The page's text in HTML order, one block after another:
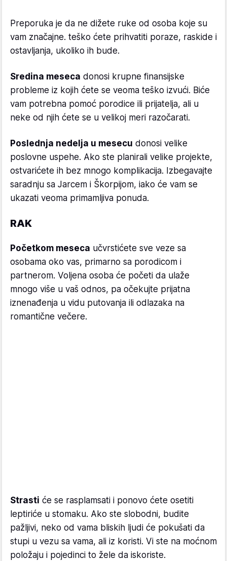
Preporuka je da ne dižete ruke od osoba koje su
vam značajne. teško ćete prihvatiti poraze, raskide i
ostavljanja, ukoliko ih bude.
Sredina meseca donosi krupne finansijske
probleme iz kojih ćete se veoma teško izvući. Biće
vam potrebna pomoć porodice ili prijatelja, ali u
neke od njih ćete se u velikoj meri razočarati.
Poslednja nedelja u mesecu donosi velike
poslovne uspehe. Ako ste planirali velike projekte,
ostvarićete ih bez mnogo komplikacija. Izbegavajte
saradnju sa Jarcem i Škorpijom, iako će vam se
ukazati veoma primamljiva ponuda.
RAK
Početkom meseca učvrstićete sve veze sa
osobama oko vas, primarno sa porodicom i
partnerom. Voljena osoba će početi da ulaže
mnogo više u vaš odnos, pa očekujte prijatna
iznenađenja u vidu putovanja ili odlazaka na
romantične večere.
Strasti će se rasplamsati i ponovo ćete osetiti
leptiriće u stomaku. Ako ste slobodni, budite
pažljivi, neko od vama bliskih ljudi će pokušati da
stupi u vezu sa vama, ali iz koristi. Vi ste na moćnom
položaju i pojedinci to žele da iskoriste.